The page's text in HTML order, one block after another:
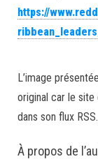
https://
L’image
original car le
dans son flux RSS.
À propos de